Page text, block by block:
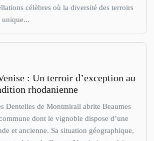
célèbres où la diversité des terroirs
unique...
: Un terroir d’exception au
rhodanienne
Dentelles de Montmirail abrite Beaumes
dont le vignoble dispose d’une
et ancienne. Sa situation géographique,